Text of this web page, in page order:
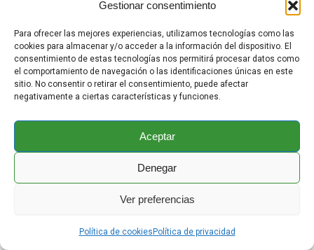
Gestionar consentimiento
Para ofrecer las mejores experiencias, utilizamos tecnologías como las
cookies para almacenar y/o acceder a la información del dispositivo. El
consentimiento de estas tecnologías nos permitirá procesar datos como
el comportamiento de navegación o las identificaciones únicas en este
sitio. No consentir o retirar el consentimiento, puede afectar
negativamente a ciertas características y funciones.
Aceptar
Denegar
Ver preferencias
Política de cookies Política de privacidad